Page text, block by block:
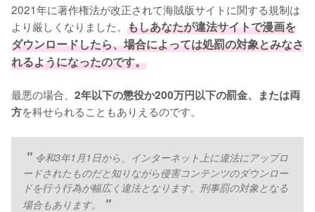
2021年に著作権法が改正されて海賊版サイトに関する規制は
より厳しくなりました。 もしあなたが違法サイトで漫画を
ダウンロードしたら、場合によっては処罰の対象とみなさ
れるようになったのです。
最悪の場合、 2年以下の懲役か200万円以下の罰金、または両
方を科せられることもありえるのです。
令和3年1月1日から、インターネット上に違法にアップロ
ードされたものだと知りながら侵害コンテンツのダウンロー
ドを行う行為が幅広く違法となります。刑事罰の対象となる
場合もあります。